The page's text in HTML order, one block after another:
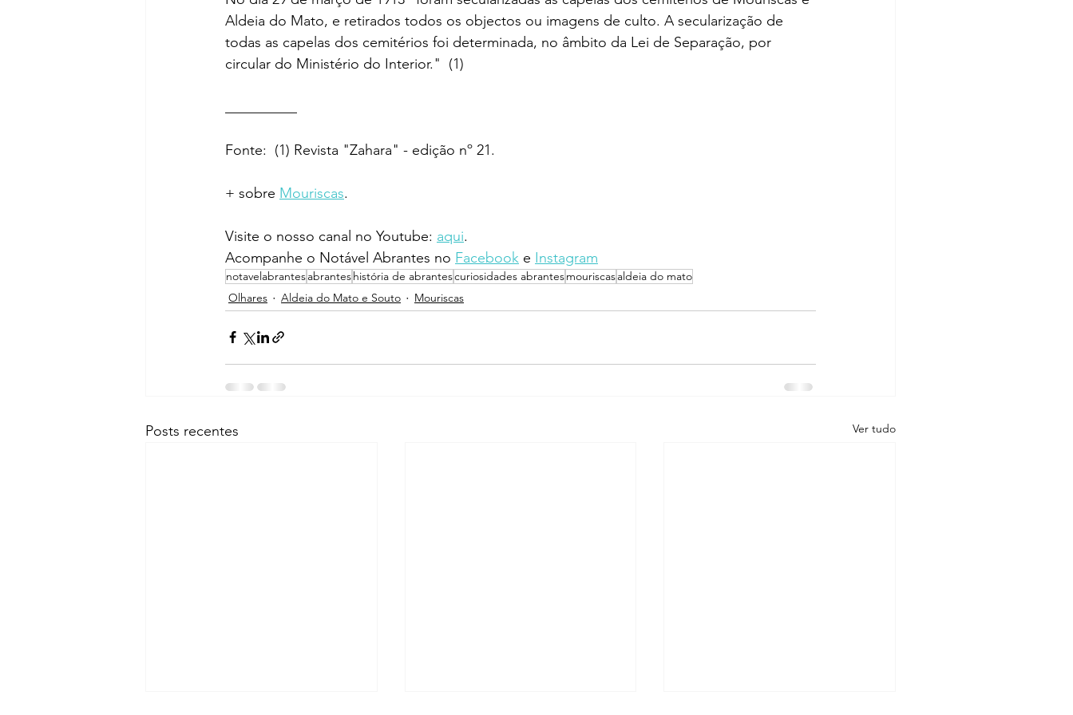
Aldeia do Mato, e retirados todos os objectos ou imagens de culto. A secularização de
todas as capelas dos cemitérios foi determinada, no âmbito da Lei de Separação, por
circular do Ministério do Interior."  (1)
Fonte:  (1) Revista "Zahara" - edição nº 21.
+ sobre Mouriscas.
Visite o nosso canal no Youtube: aqui.
Acompanhe o Notável Abrantes no Facebook e Instagram
notavelabrantesabranteshistória de abrantescuriosidades abrantesmouriscasaldeia do mato
Olhares
Aldeia do Mato e Souto Mouriscas
Posts recentes Ver tudo